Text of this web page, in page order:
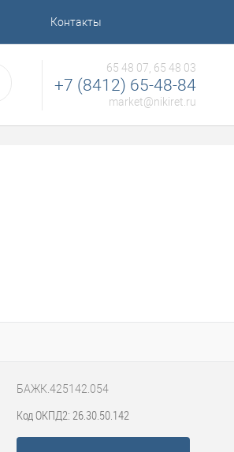
Контакты
65 48 07, 65 48 03
+7 (8412) 65-48-84
market@nikiret.ru
БАЖК.425142.054
Код ОКПД2: 26.30.50.142